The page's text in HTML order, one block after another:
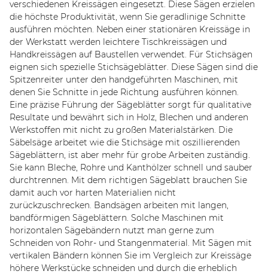
verschiedenen Kreissägen eingesetzt. Diese Sägen erzielen
die höchste Produktivität, wenn Sie geradlinige Schnitte
ausführen möchten. Neben einer stationären Kreissäge in
der Werkstatt werden leichtere Tischkreissägen und
Handkreissägen auf Baustellen verwendet. Für Stichsägen
eignen sich spezielle Stichsägeblätter. Diese Sägen sind die
Spitzenreiter unter den handgeführten Maschinen, mit
denen Sie Schnitte in jede Richtung ausführen können.
Eine präzise Führung der Sägeblätter sorgt für qualitative
Resultate und bewährt sich in Holz, Blechen und anderen
Werkstoffen mit nicht zu großen Materialstärken. Die
Säbelsäge arbeitet wie die Stichsäge mit oszillierenden
Sägeblättern, ist aber mehr für grobe Arbeiten zuständig.
Sie kann Bleche, Rohre und Kanthölzer schnell und sauber
durchtrennen. Mit dem richtigen Sägeblatt brauchen Sie
damit auch vor harten Materialien nicht
zurückzuschrecken. Bandsägen arbeiten mit langen,
bandförmigen Sägeblättern. Solche Maschinen mit
horizontalen Sägebändern nutzt man gerne zum
Schneiden von Rohr- und Stangenmaterial. Mit Sägen mit
vertikalen Bändern können Sie im Vergleich zur Kreissäge
höhere Werkstücke schneiden und durch die erheblich